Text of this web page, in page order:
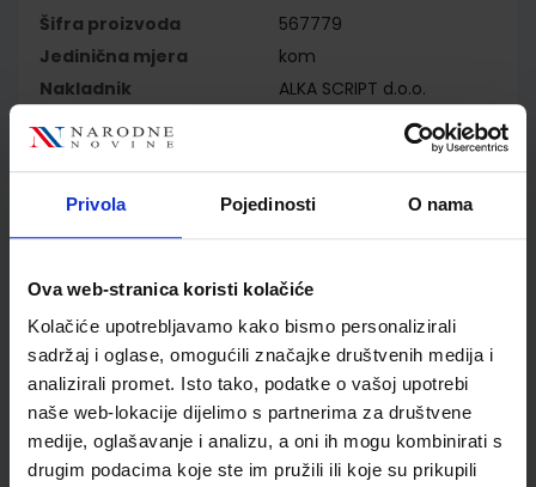
Privola Pojedinosti O nama
Ova web-stranica koristi kolačiće
Kolačiće upotrebljavamo kako bismo personalizirali
sadržaj i oglase, omogućili značajke društvenih medija i
analizirali promet. Isto tako, podatke o vašoj upotrebi
naše web-lokacije dijelimo s partnerima za društvene
medije, oglašavanje i analizu, a oni ih mogu kombinirati s
drugim podacima koje ste im pružili ili koje su prikupili
Šifra proizvoda
567779
Jedinična mjera
kom
Nakladnik
ALKA SCRIPT d.o.o.
Jagodić Mrkonjić
Školski razred
02 2.RAZRED OŠ
Vrsta školske knjige
UDŽBENIK
Vrsta škole